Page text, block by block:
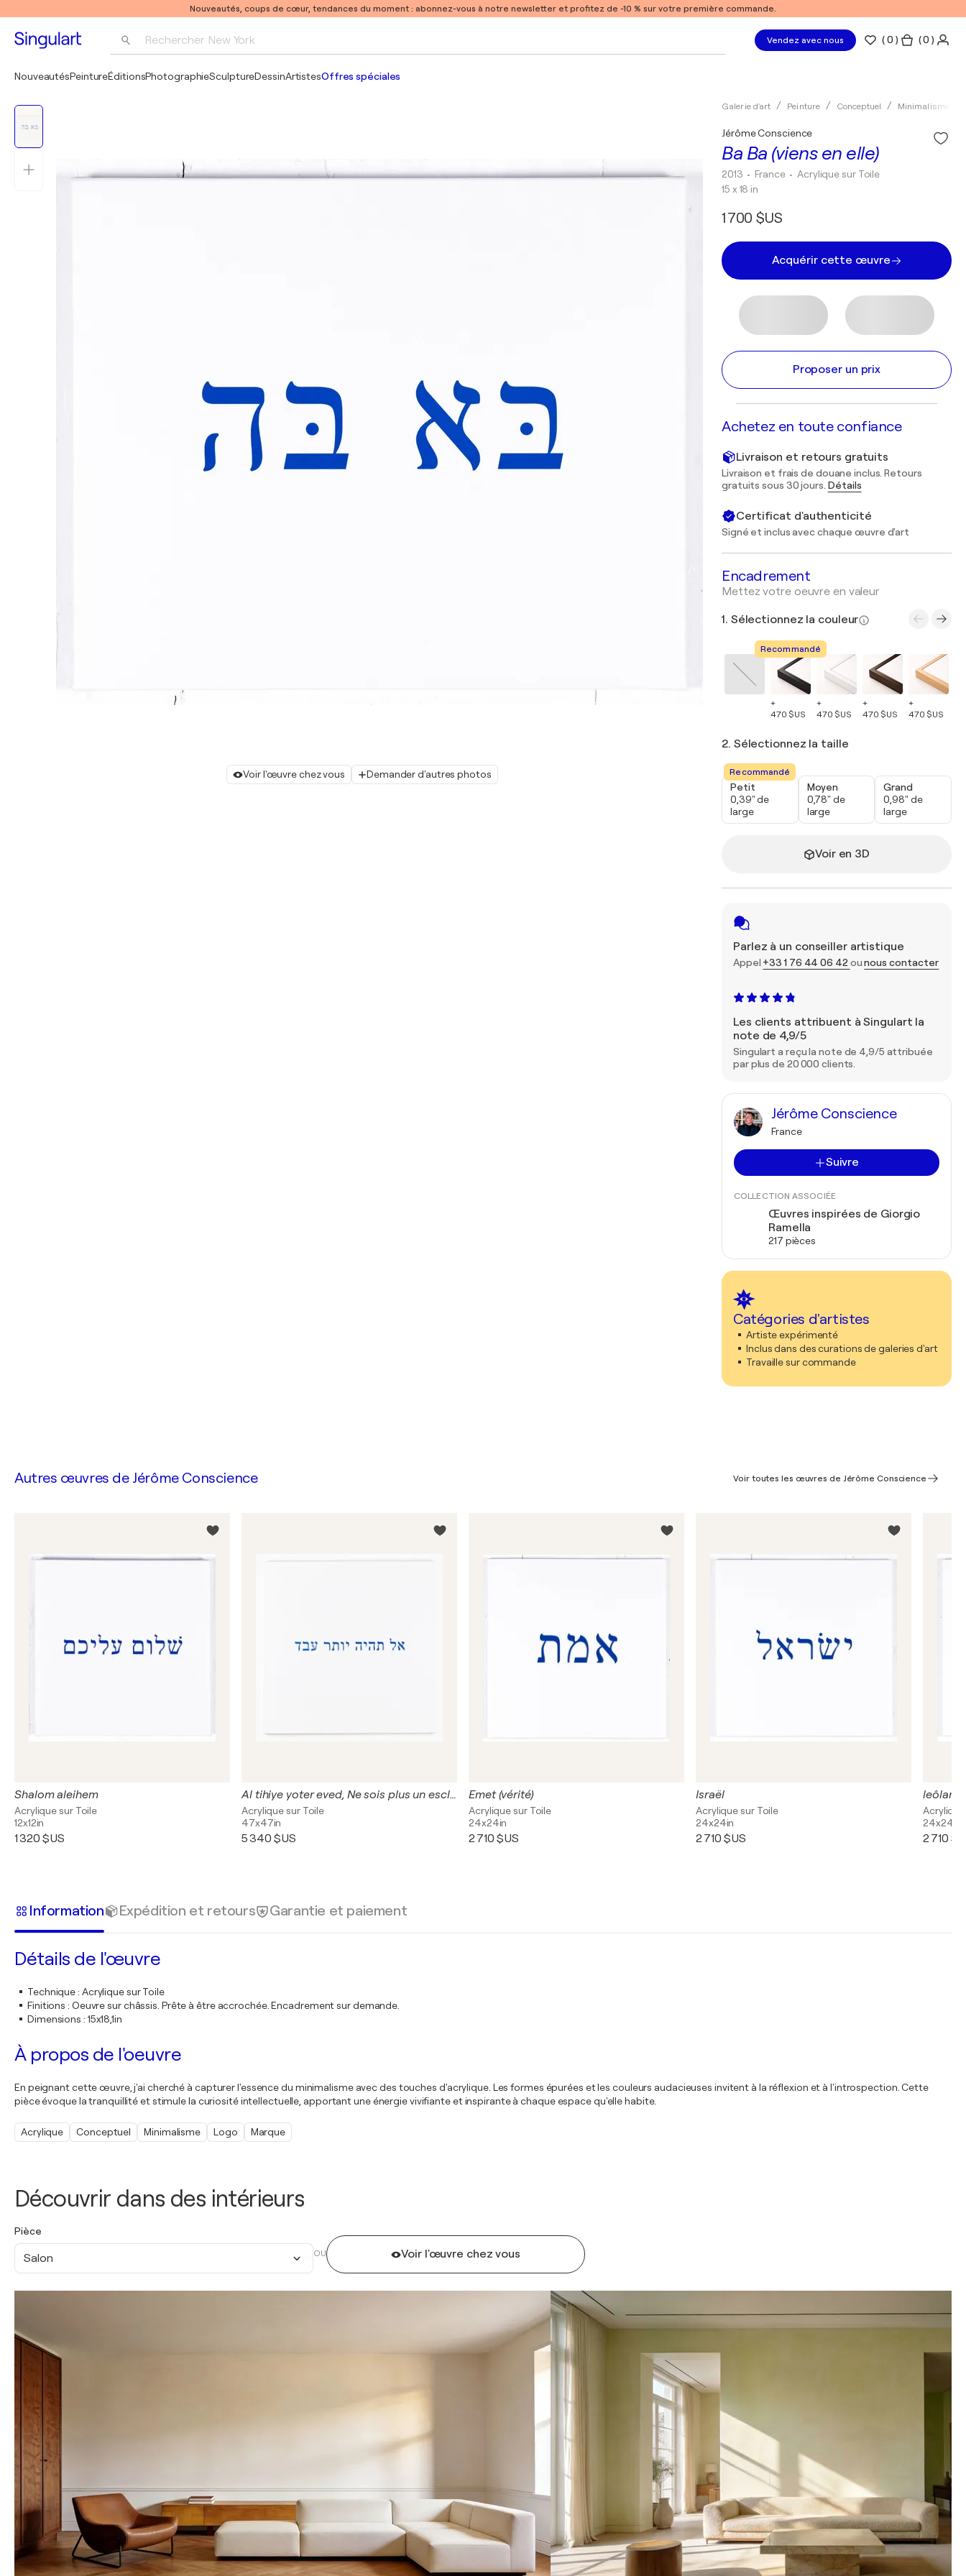
Nouveautés, coups de cœur, tendances du moment : abonnez-vous à notre newsletter et profitez de -10 % sur votre première commande.
Rechercher New York Vendez avec nous (0 ) ( 0 )
NouveautésPeintureÉditionsPhotographieSculptureDessinArtistesOffres spéciales
Voir l'œuvre chez vous Demander d'autres photos
Galerie d'art Peinture Conceptuel Minimalisme
Ba Ba (viens en elle)
Jérôme Conscience
2013 • France •Acrylique sur Toile
15 x 18 in
1 700 $US
Acquérir cette œuvre
Proposer un prix
Achetez en toute confiance
Livraison et retours gratuits
Livraison et frais de douane inclus. Retours
gratuits sous 30 jours. Détails
Certificat d'authenticité
Signé et inclus avec chaque œuvre d'art
Encadrement
Mettez votre oeuvre en valeur
1. Sélectionnez la couleur
Recommandé
+
470 $US
+
470 $US
+
470 $US
+
470 $US
2. Sélectionnez la taille
Recommandé
Petit
0,39" de
large
Moyen
0,78" de
large
Grand
0,98" de
large
Voir en 3D
Parlez à un conseiller artistique
Appel +33 1 76 44 06 42 ounous contacter
Les clients attribuent à Singulart la
note de 4,9/5
Singulart a reçu la note de 4,9/5 attribuée
par plus de 20 000 clients.
Jérôme Conscience
France
Suivre
COLLECTION ASSOCIÉE
Œuvres inspirées de Giorgio
Ramella
217 pièces
Catégories d'artistes
Artiste expérimenté
Inclus dans des curations de galeries d'art
Travaille sur commande
Découvrir dans des intérieurs
Pièce
Salon OU Voir l'œuvre chez vous
Autres œuvres de Jérôme Conscience Voir toutes les œuvres de Jérôme Conscience
Shalom aleihem
Acrylique sur Toile
12x12in
1 320 $US
Al tihiye yoter eved, Ne sois plus un esclave maintenant
Acrylique sur Toile
47x47in
5 340 $US
Emet (vérité)
Acrylique sur Toile
24x24in
2 710 $US
Israël
Acrylique sur Toile
24x24in
2 710 $US
leôlam
24x24in
2 710
Information Expédition et retours Garantie et paiement
Détails de l'œuvre
Technique: Acrylique sur Toile
Finitions : Oeuvre sur châssis. Prête à être accrochée. Encadrement sur demande.
Dimensions : 15x18,1in
À propos de l'oeuvre
En peignant cette œuvre, j'ai cherché à capturer l'essence du minimalisme avec des touches d'acrylique. Les formes épurées et les couleurs audacieuses invitent à la réflexion et à l'introspection. Cette
pièce évoque la tranquillité et stimule la curiosité intellectuelle, apportant une énergie vivifiante et inspirante à chaque espace qu'elle habite.
Acrylique Conceptuel Minimalisme Logo Marque